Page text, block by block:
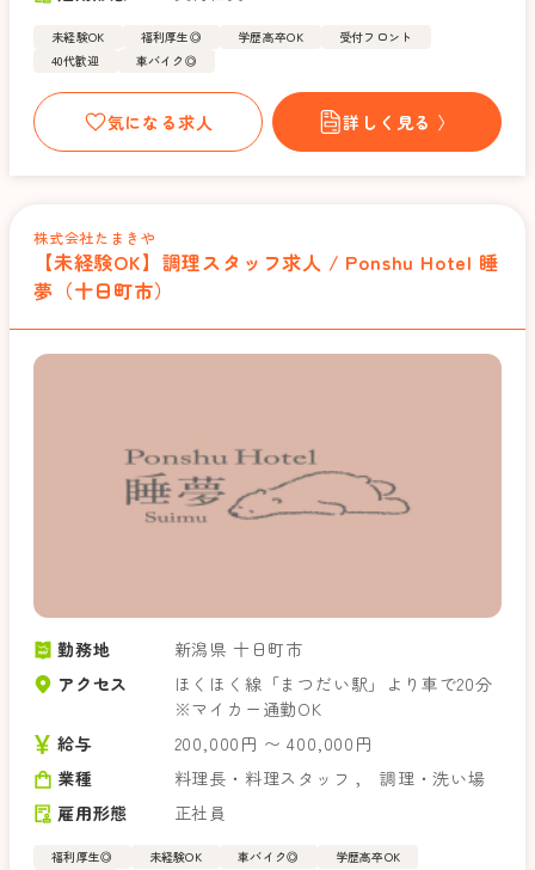
未経験OK 福利厚生◎ 学歴高卒OK
受付フロント
40代歓迎
車バイク◎
気になる求人 詳しく見る 〉
株式会社たまきや
【未経験OK】調理スタッフ求人 / Ponshu Hotel 睡
夢（十日町市）
勤務地
新潟県 十日町市
アクセス
ほくほく線「まつだい駅」より車で20分
※マイカー通勤OK
給与
200,000円 〜 400,000円
業種
料理長・料理スタッフ，
調理・洗い場
雇用形態
正社員
福利厚生◎ 未経験OK 車バイク◎ 学歴高卒OK